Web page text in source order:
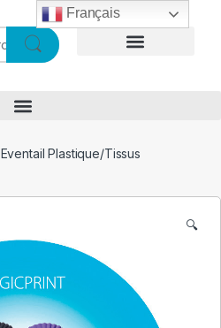
Eventail Plastique/Tissus
🔍
Français